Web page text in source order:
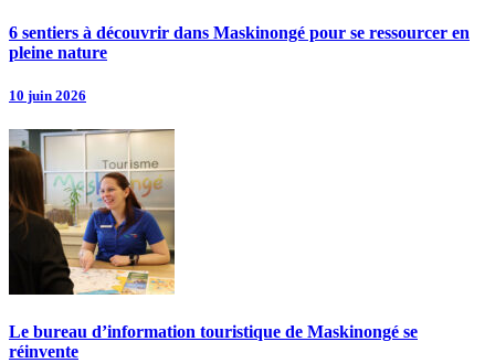
6 sentiers à découvrir dans Maskinongé pour se ressourcer en
pleine nature
10 juin 2026
Le bureau d’information touristique de Maskinongé se
réinvente